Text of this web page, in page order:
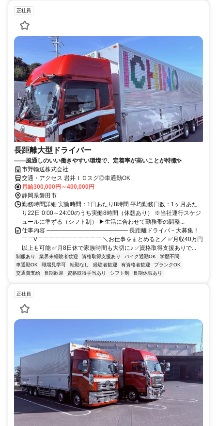
正社員
長距離大型ドライバー
――風通しのいい働きやすい環境で、定着率が高いことが特徴✨
市野輸送株式会社
交通・アクセス 岩井ＩＣスグ◎車通勤OK
月給300,000円～400,000円
静岡県磐田市
勤務時間詳細 実働時間：1日あたり8時間 平均勤務日数：1ヶ月あた
り22日 0:00～24:00のうち実働8時間（休憩あり） ※当社運行スケジ
ュールに準ずる（シフト制） ▶生活に合わせて勤務帯の調整...
仕事内容 ―――――――――――――― 長距離ドライバ－大募集！
￣￣V￣￣￣￣￣￣￣￣￣￣￣ ＼お仕事をまとめると／ ✅月収40万円
以上も可能 ✅月8日休で家族時間も大切に♪ ✅資格取得支援ありで...
制服あり 業界未経験者歓迎 資格取得支援あり バイク通勤OK
学歴不問
車通勤OK
職場見学可 転勤なし 経験者歓迎 有資格者歓迎
ブランクOK
交通費支給
長期歓迎 資格取得手当あり シフト制 長期休暇あり
正社員